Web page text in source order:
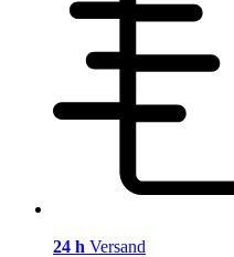
24 h Versand